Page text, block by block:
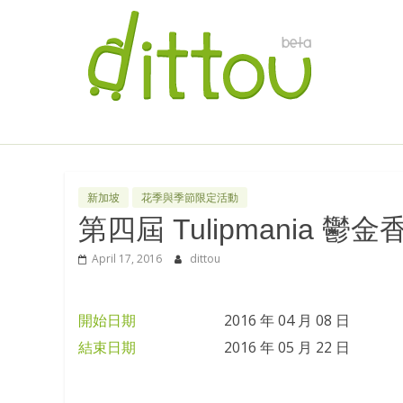
新加坡 花季與季節限定活動
第四屆 Tulipmania 鬱金
April 17, 2016 dittou
開始日期
2016 年 04 月 08 日
結束日期
2016 年 05 月 22 日